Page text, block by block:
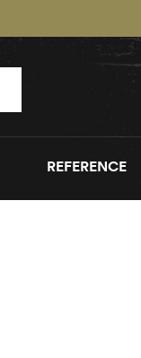
REFERENCE